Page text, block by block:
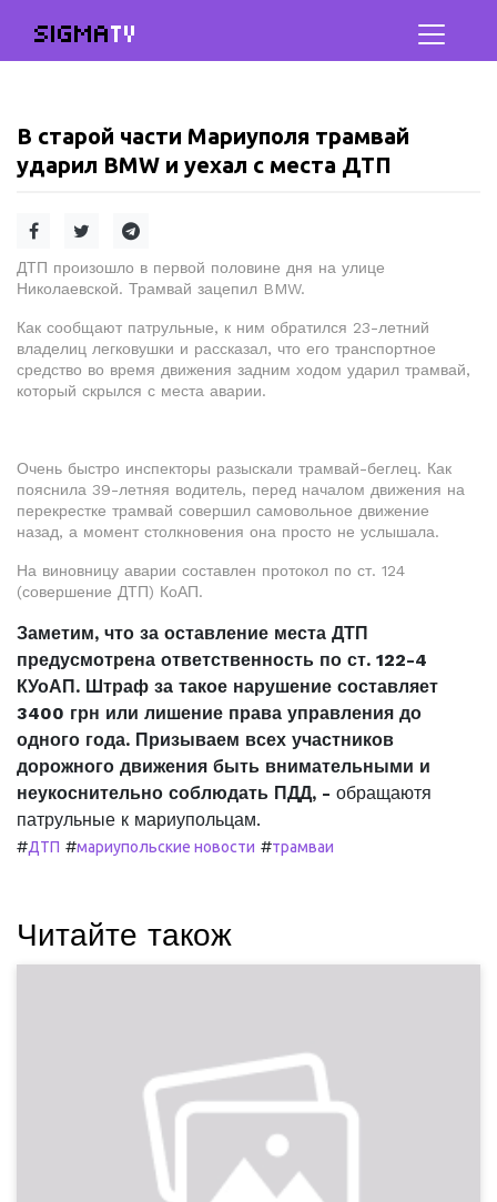
SIGMATV
В старой части Мариуполя трамвай
ударил BMW и уехал с места ДТП
ДТП произошло в первой половине дня на улице
Николаевской. Трамвай зацепил BMW.
Как сообщают патрульные, к ним обратился 23-летний
владелиц легковушки и рассказал, что его транспортное
средство во время движения задним ходом ударил трамвай,
который скрылся с места аварии.
Очень быстро инспекторы разыскали трамвай-беглец. Как
пояснила 39-летняя водитель, перед началом движения на
перекрестке трамвай совершил самовольное движение
назад, а момент столкновения она просто не услышала.
На виновницу аварии составлен протокол по ст. 124
(совершение ДТП) КоАП.
Заметим, что за оставление места ДТП
предусмотрена ответственность по ст. 122-4
КУоАП. Штраф за такое нарушение составляет
3400 грн или лишение права управления до
одного года. Призываем всех участников
дорожного движения быть внимательными и
неукоснительно соблюдать ПДД, - обращаютя
патрульные к мариупольцам.
#ДТП #мариупольские новости #трамваи
Читайте також